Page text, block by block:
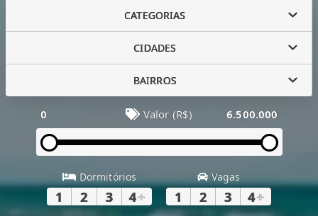
CATEGORIAS
CIDADES
BAIRROS
0 Valor (R$) 6.500.000
Dormitórios
1 2 3 4+
Vagas
1 2 3 4+